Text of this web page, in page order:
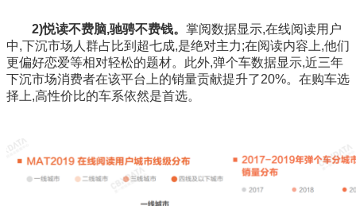
2)悦读不费脑,驰骋不费钱。 掌阅数据显示,在线阅读用户
中,下沉市场人群占比到超七成,是绝对主力;在阅读内容上,他们
更偏好恋爱等相对轻松的题材。此外,弹个车数据显示,近三年
下沉市场消费者在该平台上的销量贡献提升了20%。在购车选
择上,高性价比的车系依然是首选。